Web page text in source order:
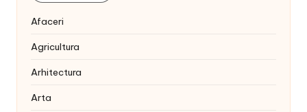
Afaceri
Agricultura
Arhitectura
Arta